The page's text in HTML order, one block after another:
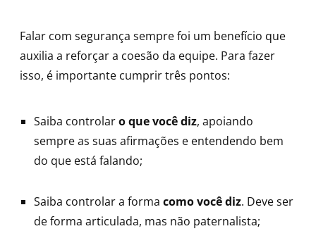
Falar com segurança sempre foi um benefício que
auxilia a reforçar a coesão da equipe. Para fazer
isso, é importante cumprir três pontos:
Saiba controlaro que você diz, apoiando
sempre as suas afirmações e entendendo bem
do que está falando;
Saiba controlar a forma como você diz. Deve ser
de forma articulada, mas não paternalista;